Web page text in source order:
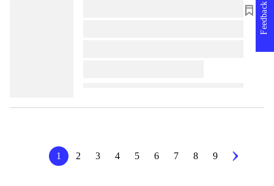
lorem ipsum dolor sit amet ...
lorem ipsum dolor sit amet ...
lorem ipsum dolor sit amet ...
1 2 3 4 5 6 7 8 9
Feedback